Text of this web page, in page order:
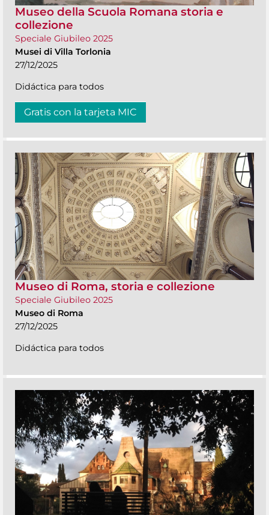
Museo della Scuola Romana storia e
collezione
Speciale Giubileo 2025
Musei di Villa Torlonia
27/12/2025
Didáctica para todos
Gratis con la tarjeta MIC
Museo di Roma, storia e collezione
Speciale Giubileo 2025
Museo di Roma
27/12/2025
Didáctica para todos